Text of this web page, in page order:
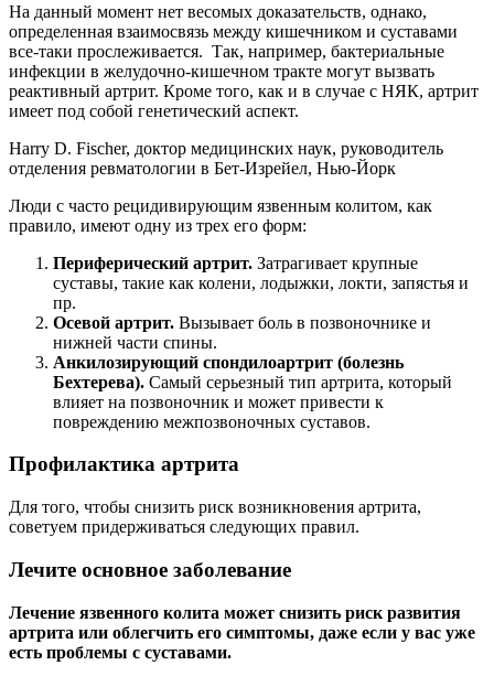
На данный момент нет весомых доказательств, однако,
определенная взаимосвязь между кишечником и суставами
все-таки прослеживается. Так, например, бактериальные
инфекции в желудочно-кишечном тракте могут вызвать
реактивный артрит. Кроме того, как и в случае с НЯК, артрит
имеет под собой генетический аспект.
Harry D. Fischer, доктор медицинских наук, руководитель
отделения ревматологии в Бет-Изрейел, Нью-Йорк
Люди с часто рецидивирующим язвенным колитом, как
правило, имеют одну из трех его форм:
Периферический артрит. Затрагивает крупные
суставы, такие как колени, лодыжки, локти, запястья и
пр.
Осевой артрит. Вызывает боль в позвоночнике и
нижней части спины.
Анкилозирующий спондилоартрит (болезнь
Бехтерева). Самый серьезный тип артрита, который
влияет на позвоночник и может привести к
повреждению межпозвоночных суставов.
Профилактика артрита
Для того, чтобы снизить риск возникновения артрита,
советуем придерживаться следующих правил.
Лечите основное заболевание
Лечение язвенного колита может снизить риск развития
артрита или облегчить его симптомы, даже если у вас уже
есть проблемы с суставами.